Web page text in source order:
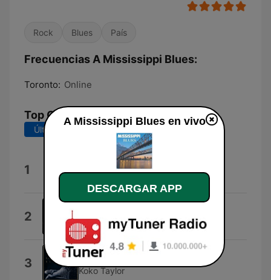
Rock Blues País
Frecuencias A Mississippi Blues:
Toronto: Online
Top Canciones
Últimos 7 días Últimos 30 días
1 Burning Fire
2 Heavy Blues Chevy
3 Blues Hotel
Koko Taylor
A Mississippi Blues en vivo
DESCARGAR APP